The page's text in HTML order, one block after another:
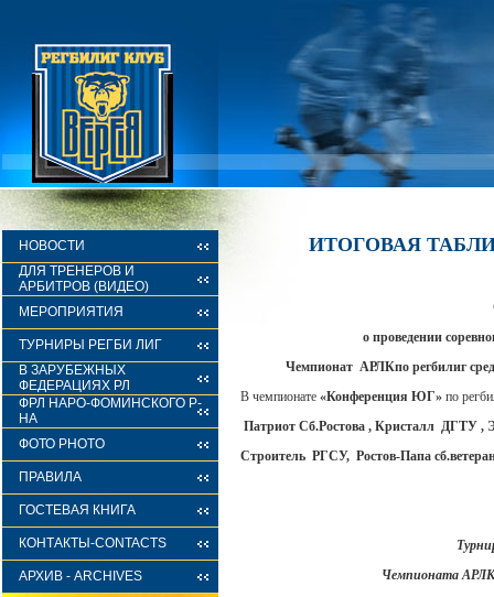
НОВОСТИ
ДЛЯ ТРЕНЕРОВ И
АРБИТРОВ (ВИДЕО)
МЕРОПРИЯТИЯ
ТУРНИРЫ РЕГБИ ЛИГ
В ЗАРУБЕЖНЫХ
ФЕДЕРАЦИЯХ РЛ
ФРЛ НАРО-ФОМИНСКОГО Р-
НА
ФОТО PHOTO
ПРАВИЛА
ГОСТЕВАЯ КНИГА
КОНТАКТЫ-CONTACTS
АРХИВ - ARCHIVES
ИТОГОВАЯ
о проведении
Чемпионат АРЛКпо регбилиг
В чемпионате «Конференция ЮГ» по
Патриот Сб.Ростова , Кристалл ДГТУ ,
Строитель РГСУ, Ростов-Папа
Чемпионата